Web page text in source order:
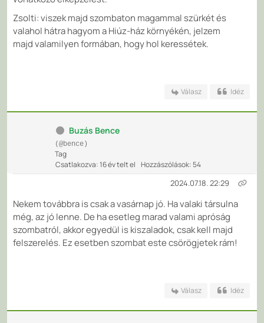
Zsolti: viszek majd szombaton magammal szürkét és
valahol hátra hagyom a Hiúz-ház környékén, jelzem
majd valamilyen formában, hogy hol keressétek.
Válasz Idéz
Buzás Bence
(@bence)
Tag
Csatlakozva: 16 év telt el Hozzászólások: 54
2024.07.18. 22:29
Nekem továbbra is csak a vasárnap jó. Ha valaki társulna
még, az jó lenne. De ha esetleg marad valami apróság
szombatról, akkor egyedül is kiszaladok, csak kell majd
felszerelés. Ez esetben szombat este csörögjetek rám!
Válasz Idéz